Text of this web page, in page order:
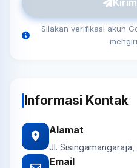
Silakan verifikasi akun
Informasi Kontak
Alamat
Jl.
Email